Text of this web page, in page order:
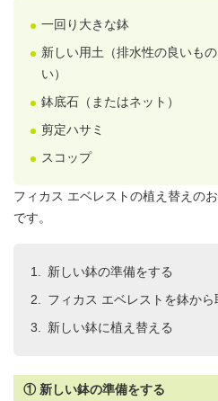
一回り大きな鉢
新しい用土 （排水性の良いも
い）
鉢底石（またはネット）
剪定ハサミ
スコップ
フィカス エベレストの植え替えの
です。
新しい鉢の準備をする
フィカス エベレストを鉢か
新しい鉢に植え替える
① 新しい鉢の準備をする